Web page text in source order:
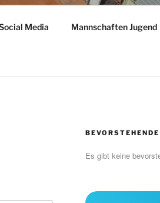
Media Mannschaften Jugend
Es gibt keine